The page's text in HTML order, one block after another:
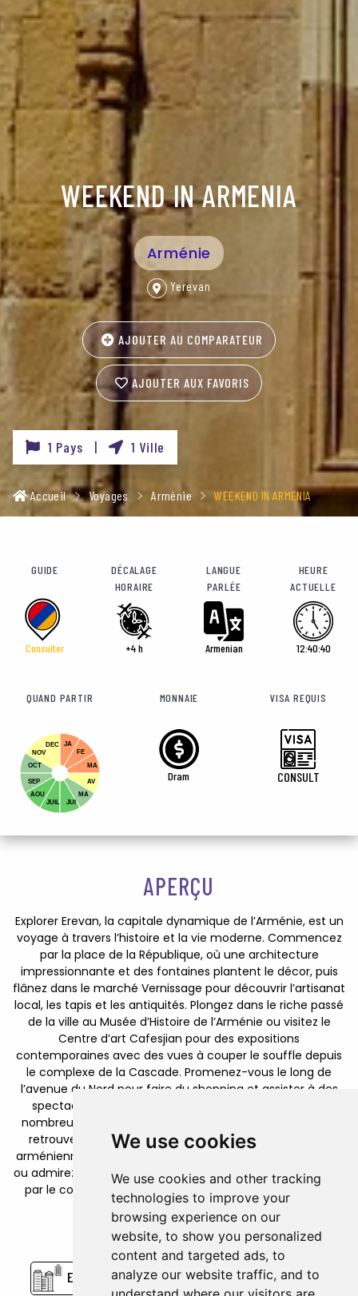
We use cookies
We use cookies and other tracking
technologies to improve your
browsing experience on our
website, to show you personalized
content and targeted ads, to
analyze our website traffic, and to
WEEKEND IN ARMENIA
Arménie
Yerevan
AJOUTER AU COMPARATEUR
AJOUTER AUX FAVORIS
1 Pays | 1 Ville
Accueil Voyages Arménie WEEKEND IN ARMENIA
GUIDE
Consulter
DÉCALAGE
HORAIRE
+4 h
LANGUE
PARLÉE
Armenian
HEURE
ACTUELLE
12:40:42
QUAND PARTIR
JA
FE
MA
AV
MA
DEC
NOV
OCT
SEP
AOU
JUIL
JUI
MONNAIE
Dram
VISA REQUIS
CONSULT
APERÇU
Explorer Erevan, la capitale dynamique de l’Arménie, est un
voyage à travers l’histoire et la vie moderne. Commencez
par la place de la République, où une architecture
impressionnante et des fontaines plantent le décor, puis
flânez dans le marché Vernissage pour découvrir l’artisanat
local, les tapis et les antiquités. Plongez dans le riche passé
de la ville au Musée d’Histoire de l’Arménie ou visitez le
Centre d’art Cafesjian pour des expositions
contemporaines avec des vues à couper le souffle depuis
le complexe de la Cascade. Promenez-vous le long de
l’avenue du Nord pour faire du shopping et assister à des
spectacles de rue, puis détendez-vous dans l’un des
nombreux cafés en plein air d’Erevan où les habitants se
retrouvent. À la tombée de la nuit, savourez la cuisine
arménienne traditionnelle accompagnée de musique live,
ou admirez simplement les bâtiments en tuf rose illuminés
par le coucher du soleil, valant à Erevan son surnom de
“Ville rose.”
FAMILLE
CULTURE
ESCAPADE EN VILLE
ARCHÉOLOGIE